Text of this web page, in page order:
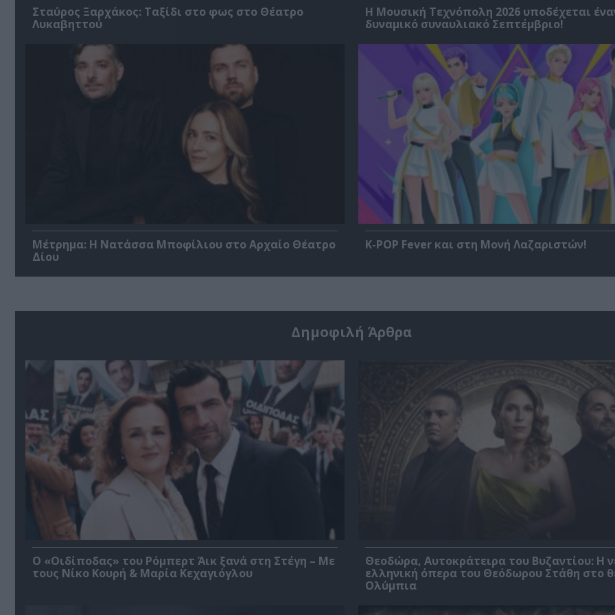
Σταύρος Ξαρχάκος: Ταξίδι στο φως στο Θέατρο
Λυκαβηττού
Η Μουσική Τεχνόπολη 2026 υποδέχεται
δυναμικό συναυλιακό Σεπτέμβριο!
Μέτρημα: Η Νατάσσα Μποφίλιου στο Αρχαίο Θέατρο
Δίου
K-POP Fever και στη Μονή Λαζαριστών!
Δημοφιλή Άρθρα
O «Οιδίποδας» του Ρόμπερτ Άικ ξανά στη Στέγη – Με
τους Νίκο Κουρή & Μαρία Κεχαγιόγλου
Θεοδώρα, Αυτοκράτειρα του Βυζαντίου: Η
ελληνική όπερα του Θεόδωρου Στάθη στο
Ολύμπια